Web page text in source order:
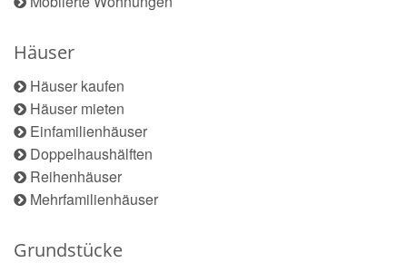
Häuser
Häuser kaufen
Häuser mieten
Einfamilienhäuser
Doppelhaushälften
Reihenhäuser
Mehrfamilienhäuser
Grundstücke